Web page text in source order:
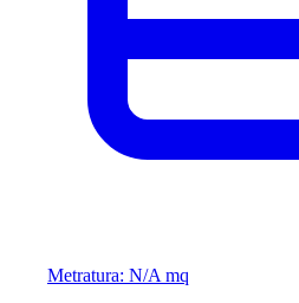
Metratura: N/A mq